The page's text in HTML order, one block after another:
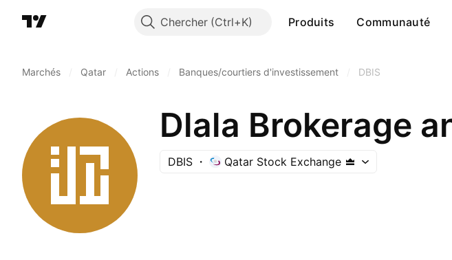
Chercher Produits Communauté
Marchés Qatar Actions Banques/courtiers d'investissement DBIS
DBIS Qatar Stock Exchange